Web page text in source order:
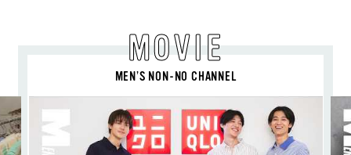
MOVIE
MEN’S NON-NO CHANNEL